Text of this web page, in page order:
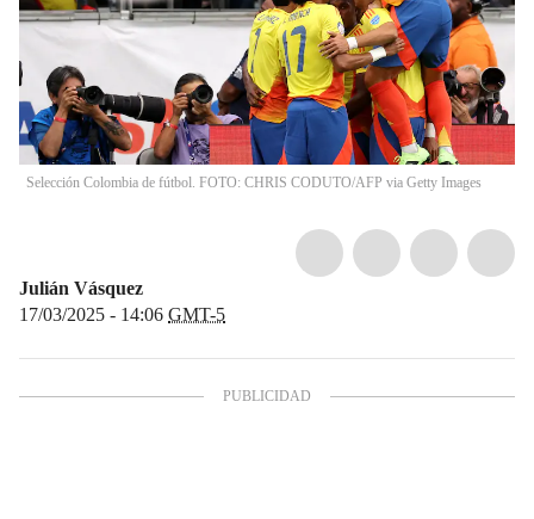
Selección Colombia de fútbol. FOTO: CHRIS CODUTO/AFP via Getty Images
Julián Vásquez
17/03/2025 - 14:06 GMT-5